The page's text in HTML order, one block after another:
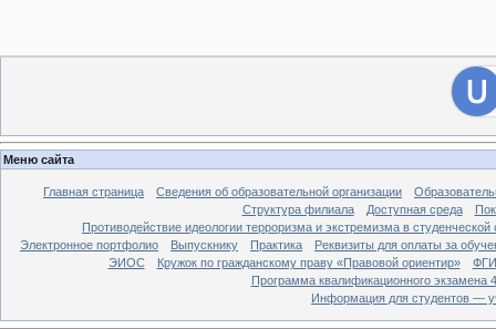
Меню сайта
Главная страница Сведения об образовательной организации
Структура филиала
Доступная среда
Противодействие идеологии терроризма и экстремизма в студенческой
Электронное портфолио
Выпускнику Практика
Реквизиты для оплаты за
ЭИОС
Кружок по гражданскому праву «Правовой ориентир»
Программа квалификационного экзамена
Информация для студентов —